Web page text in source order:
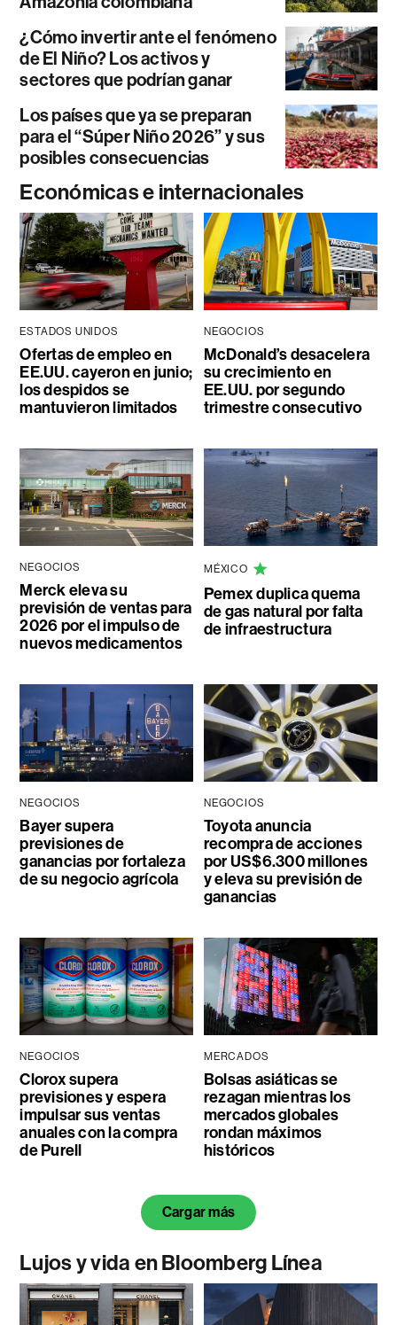
¿Cómo invertir ante el fenómeno
de El Niño? Los activos y
sectores que podrían ganar
Los países que ya se preparan
para el “Súper Niño 2026” y sus
posibles consecuencias
Económicas e internacionales
ESTADOS UNIDOS
Ofertas de empleo en
EE.UU. cayeron en junio;
los despidos se
mantuvieron limitados
NEGOCIOS
McDonald’s desacelera
su crecimiento en
EE.UU. por segundo
trimestre consecutivo
NEGOCIOS
Merck eleva su
previsión de ventas para
2026 por el impulso de
nuevos medicamentos
MÉXICO
Pemex duplica quema
de gas natural por falta
de infraestructura
NEGOCIOS
Bayer supera
previsiones de
ganancias por fortaleza
de su negocio agrícola
NEGOCIOS
Toyota anuncia
recompra de acciones
por US$6.300 millones
y eleva su previsión de
ganancias
NEGOCIOS
Clorox supera
previsiones y espera
impulsar sus ventas
anuales con la compra
de Purell
MERCADOS
Bolsas asiáticas se
rezagan mientras los
mercados globales
rondan máximos
históricos
Cargar más
Lujos y vida en Bloomberg Línea